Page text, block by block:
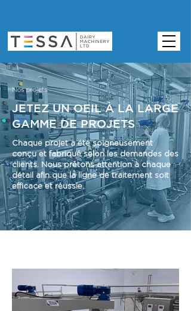
Nos projets
JETEZ UN OEIL À LA LARGE
GAMME DE PROJETS
Chaque projet a été soigneusement
conçu et fabriqué selon les demandes des
clients. Nous prêtons attention à chaque
détail afin que la ligne de traitement soit
efficace et réussie.